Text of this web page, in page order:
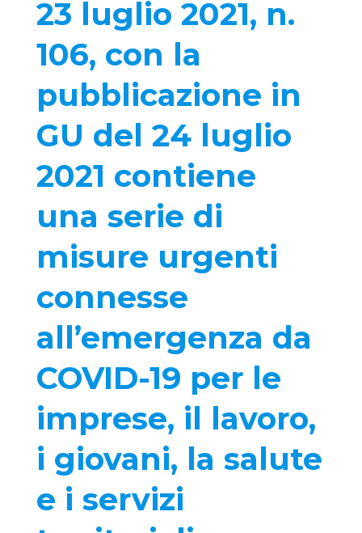
23 luglio 2021, n.
106, con la
pubblicazione in
GU del 24 luglio
2021 contiene
una serie di
misure urgenti
connesse
all’emergenza da
COVID-19 per le
imprese, il lavoro,
i giovani, la salute
e i servizi